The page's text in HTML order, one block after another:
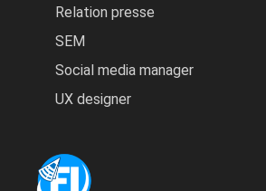
Relation presse
SEM
Social media manager
UX designer